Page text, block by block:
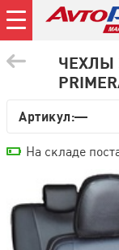
ЧЕХЛЫ
Артикул:—
На складе